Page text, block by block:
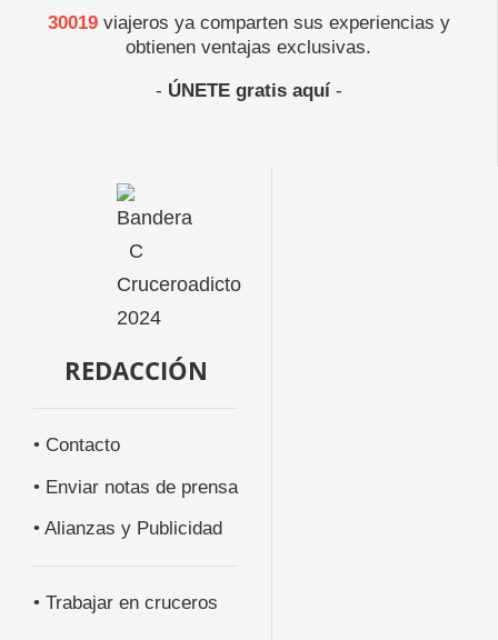
30019viajeros ya comparten sus experiencias y
obtienen ventajas exclusivas.
- ÚNETE gratis aquí-
REDACCIÓN
• Contacto
• Enviar notas de prensa
• Alianzas y Publicidad
• Trabajar en cruceros